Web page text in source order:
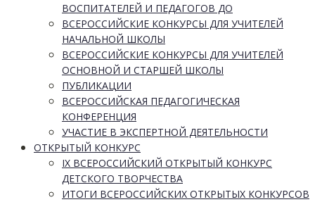
ВОСПИТАТЕЛЕЙ И ПЕДАГОГОВ ДО
ВСЕРОССИЙСКИЕ КОНКУРСЫ ДЛЯ УЧИТЕЛЕЙ
НАЧАЛЬНОЙ ШКОЛЫ
ВСЕРОССИЙСКИЕ КОНКУРСЫ ДЛЯ УЧИТЕЛЕЙ
ОСНОВНОЙ И СТАРШЕЙ ШКОЛЫ
ПУБЛИКАЦИИ
ВСЕРОССИЙСКАЯ ПЕДАГОГИЧЕСКАЯ
КОНФЕРЕНЦИЯ
УЧАСТИЕ В ЭКСПЕРТНОЙ ДЕЯТЕЛЬНОСТИ
ОТКРЫТЫЙ КОНКУРС
IX ВСЕРОССИЙСКИЙ ОТКРЫТЫЙ КОНКУРС
ДЕТСКОГО ТВОРЧЕСТВА
ИТОГИ ВСЕРОССИЙСКИХ ОТКРЫТЫХ КОНКУРСОВ